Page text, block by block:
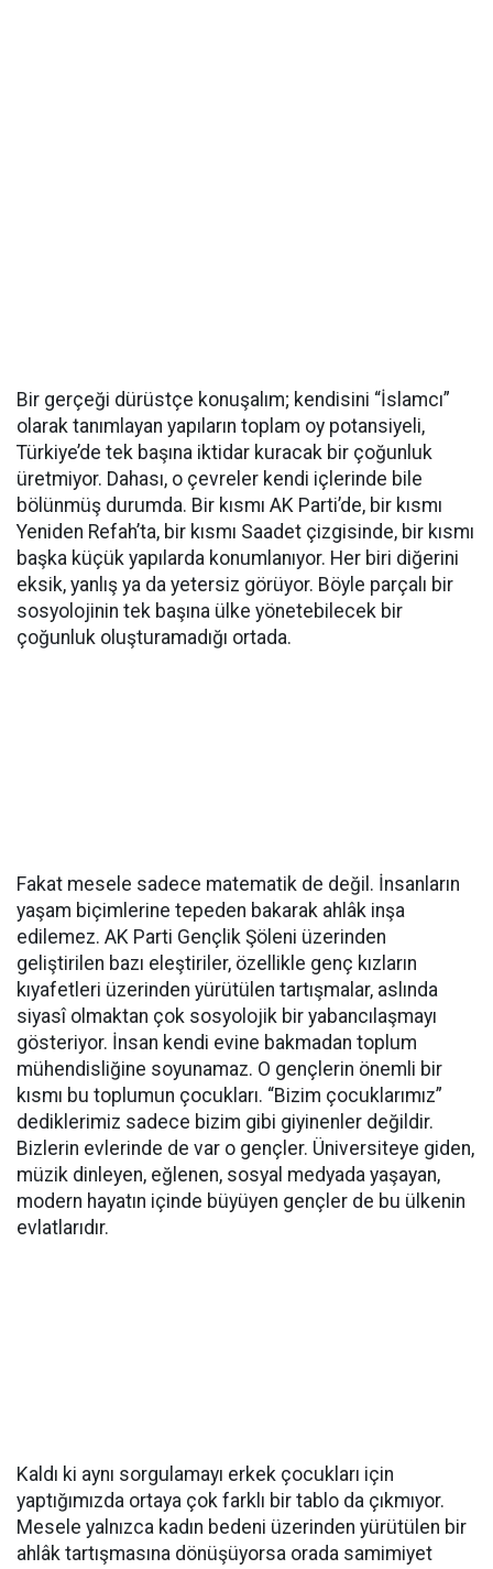
Bir gerçeği dürüstçe konuşalım; kendisini “İslamcı”
olarak tanımlayan yapıların toplam oy potansiyeli,
Türkiye’de tek başına iktidar kuracak bir çoğunluk
üretmiyor. Dahası, o çevreler kendi içlerinde bile
bölünmüş durumda. Bir kısmı AK Parti’de, bir kısmı
Yeniden Refah’ta, bir kısmı Saadet çizgisinde, bir kısmı
başka küçük yapılarda konumlanıyor. Her biri diğerini
eksik, yanlış ya da yetersiz görüyor. Böyle parçalı bir
sosyolojinin tek başına ülke yönetebilecek bir
çoğunluk oluşturamadığı ortada.
Fakat mesele sadece matematik de değil. İnsanların
yaşam biçimlerine tepeden bakarak ahlâk inşa
edilemez. AK Parti Gençlik Şöleni üzerinden
geliştirilen bazı eleştiriler, özellikle genç kızların
kıyafetleri üzerinden yürütülen tartışmalar, aslında
siyasî olmaktan çok sosyolojik bir yabancılaşmayı
gösteriyor. İnsan kendi evine bakmadan toplum
mühendisliğine soyunamaz. O gençlerin önemli bir
kısmı bu toplumun çocukları. “Bizim çocuklarımız”
dediklerimiz sadece bizim gibi giyinenler değildir.
Bizlerin evlerinde de var o gençler. Üniversiteye giden,
müzik dinleyen, eğlenen, sosyal medyada yaşayan,
modern hayatın içinde büyüyen gençler de bu ülkenin
evlatlarıdır.
Kaldı ki aynı sorgulamayı erkek çocukları için
yaptığımızda ortaya çok farklı bir tablo da çıkmıyor.
Mesele yalnızca kadın bedeni üzerinden yürütülen bir
ahlâk tartışmasına dönüşüyorsa orada samimiyet